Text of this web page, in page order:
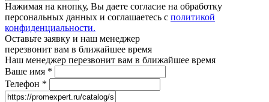
Нажимая на кнопку, Вы даете согласие на обработку
персональных данных и соглашаетесь с политикой
конфиденциальности.
Оставьте заявку и наш менеджер
перезвонит вам в ближайшее время
Наш менеджер перезвонит вам в ближайшее время
Ваше имя *
Телефон *